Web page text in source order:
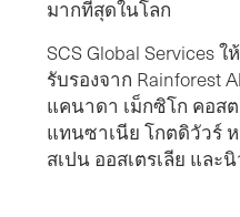
มากที่สุดในโลก
SCS Global Services
รับรองจาก Rainforest
แคนาดา เม็กซิโก คอส
แทนซาเนีย โกตดิวัวร์
สเปน ออสเตรเลีย และ